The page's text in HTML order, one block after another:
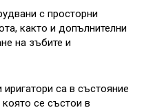
с просторни
както и допълнителни
на зъбите и
са в състояние
се състои в